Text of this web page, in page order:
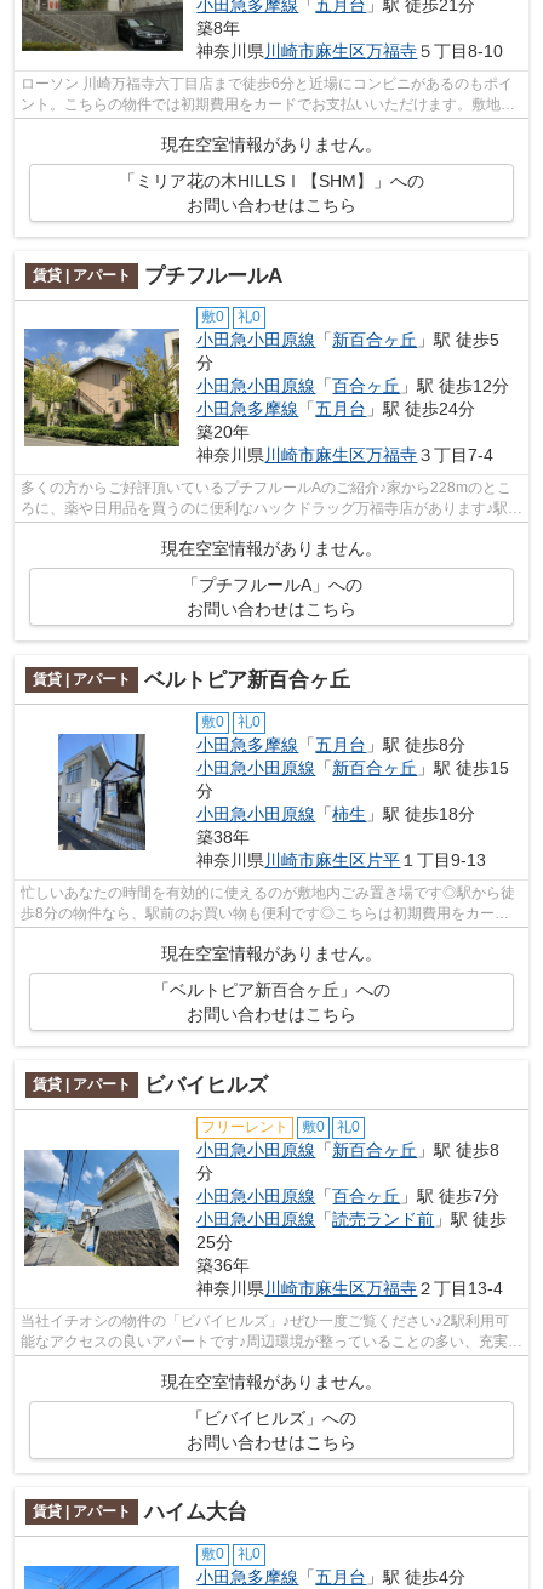
小田急多摩線 「 五月台 」駅 徒歩21分
築8年
神奈川県 川崎市麻生区万福寺５丁目8-10
ローソン 川崎万福寺六丁目店まで徒歩6分と近場にコンビニがあるのもポイ
ント。こちらの物件では初期費用をカードでお支払いいただけます。敷地内
ごみ置き場がある物件です。2駅利用が...
現在空室情報がありません。
「ミリア花の木HILLSⅠ【SHM】」への
お問い合わせはこちら
賃貸 | アパート プチフルールA
敷0 礼0
小田急小田原線 「新百合ヶ丘 」駅 徒歩5
分
小田急小田原線 「百合ヶ丘 」駅 徒歩12分
小田急多摩線 「五月台 」駅 徒歩24分
築20年
神奈川県川崎市麻生区万福寺３丁目7-4
多くの方からご好評頂いているプチフルールAのご紹介♪家から228mのとこ
ろに、薬や日用品を買うのに便利なハックドラッグ万福寺店があります♪駅ま
現在空室情報がありません。
「プチフルールA」への
お問い合わせはこちら
賃貸 | アパート ベルトピア新百合ヶ丘
敷0 礼0
小田急多摩線 「五月台 」駅 徒歩8分
小田急小田原線 「新百合ヶ丘 」駅 徒歩15
分
小田急小田原線 「柿生 」駅 徒歩18分
築38年
神奈川県 川崎市麻生区片平 １丁目9-13
忙しいあなたの時間を有効的に使えるのが敷地内ごみ置き場です◎駅から徒
歩8分の物件なら、駅前のお買い物も便利です◎こちらは初期費用をカード
現在空室情報がありません。
「ベルトピア新百合ヶ丘」への
お問い合わせはこちら
賃貸 | アパート ビバイヒルズ
フリーレント 敷0 礼0
小田急小田原線 「新百合ヶ丘 」駅 徒歩8
分
小田急小田原線 「百合ヶ丘 」駅 徒歩7分
小田急小田原線 「読売ランド前 」駅 徒歩
25分
築36年
神奈川県 川崎市麻生区万福寺２丁目13-4
当社イチオシの物件の「ビバイヒルズ」♪ぜひ一度ご覧ください♪2駅利用可
能なアクセスの良いアパートです♪周辺環境が整っていることの多い、充実の
アパート物件♪多くの方にご好評をいた...
現在空室情報がありません。
「ビバイヒルズ」への
お問い合わせはこちら
賃貸 | アパート ハイム大台
敷0 礼0
小田急多摩線 「五月台 」駅 徒歩4分